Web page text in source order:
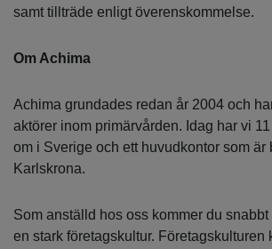
samt tillträde enligt överenskommelse.
Om Achima
Achima grundades redan år 2004 och
aktörer inom primärvården. Idag har vi
om i Sverige och ett huvudkontor som är
Karlskrona.
Som anställd hos oss kommer du
en stark företagskultur. Företagskulturen